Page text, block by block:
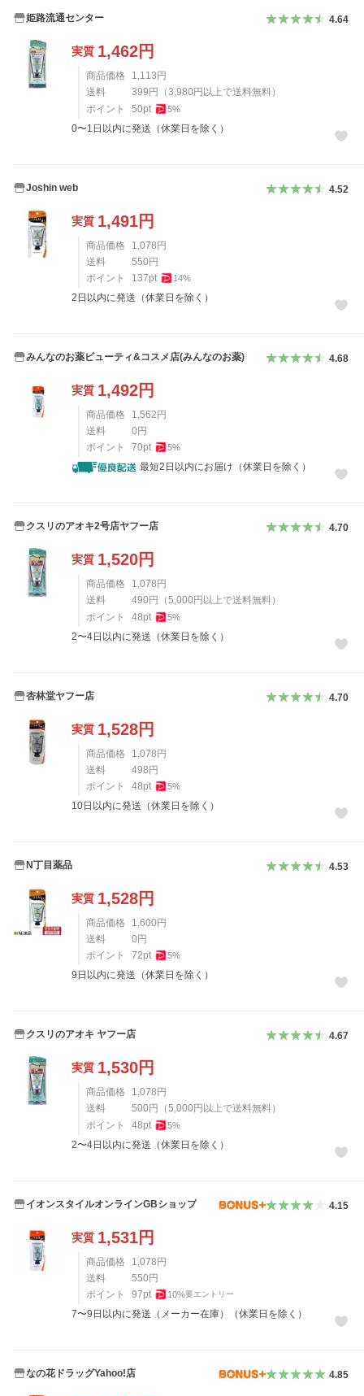
姫路流通センター 4.64
実質 1,462円
商品価格 1,113円
送料
399円 （3,980円以上で送料無料）
ポイント
50pt 5%
0〜1日以内に発送（休業日を除く）
Joshin web 4.52
実質 1,491円
商品価格 1,078円
送料
550円
ポイント
137pt 14%
2日以内に発送（休業日を除く）
みんなのお薬ビューティ&コスメ店(みんなのお薬) 4.68
実質 1,492円
商品価格 1,562円
送料
0円
ポイント
70pt 5%
最短2日以内にお届け（休業日を除く）
クスリのアオキ2号店ヤフー店 4.70
実質 1,520円
商品価格 1,078円
送料
490円 （5,000円以上で送料無料）
ポイント
48pt 5%
2〜4日以内に発送（休業日を除く）
杏林堂ヤフー店 4.70
実質 1,528円
商品価格 1,078円
送料
498円
ポイント
48pt 5%
10日以内に発送（休業日を除く）
N丁目薬品 4.53
実質 1,528円
商品価格 1,600円
送料
0円
ポイント
72pt 5%
9日以内に発送（休業日を除く）
クスリのアオキ ヤフー店 4.67
実質 1,530円
商品価格 1,078円
送料
500円 （5,000円以上で送料無料）
ポイント
48pt 5%
2〜4日以内に発送（休業日を除く）
イオンスタイルオンラインGBショップ 4.15
実質 1,531円
商品価格 1,078円
送料
550円
ポイント
97pt 10%要エントリー
7〜9日以内に発送（メーカー在庫）（休業日を除く）
なの花ドラッグYahoo!店 4.85